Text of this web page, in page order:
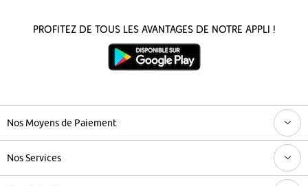
Profitez de tous les avantages de notre appli !
Nos Moyens de Paiement
Nos Services